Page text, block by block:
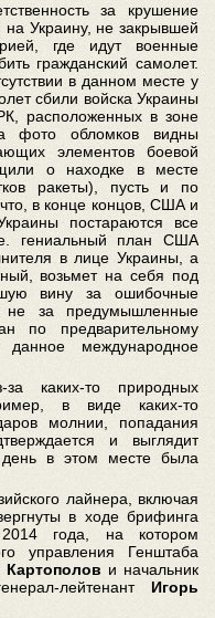
за крушение
Украину, не закрывшей
где идут военные
гражданский самолет.
в данном месте у
сбили войска Украины
расположенных в зоне
фото обломков видны
элементов боевой
о находке в месте
ракеты), пусть и по
в конце концов, США и
постараются все
гениальный план США
в лице Украины, а
возьмет на себя под
вину за ошибочные
не за предумышленные
по предварительному
данное международное
каких-то природных
в виде каких-то
молнии, попадания
и выглядит
в этом месте была
лайнера, включая
в ходе брифинга
года, на котором
управления Генштаба
и начальник
лейтенант Игорь